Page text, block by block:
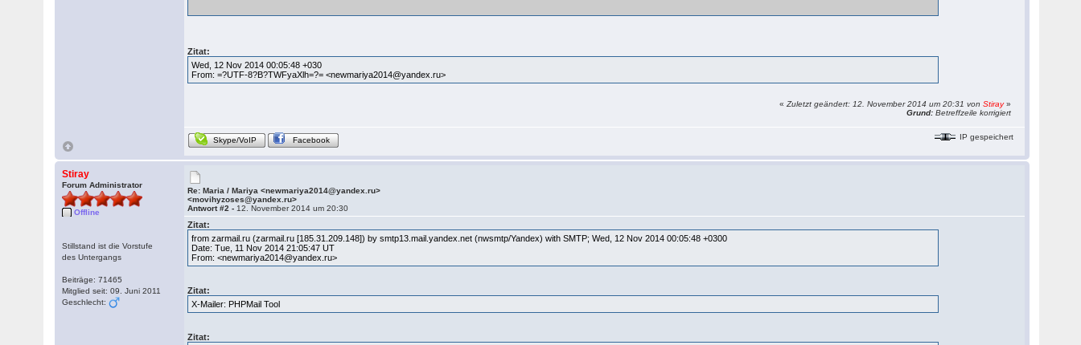
Zitat:
Wed, 12 Nov 2014 00:05:48 +030
From: =?UTF-8?B?TWFyaXlh=?= <newmariya2014@yandex.ru>
«Zuletzt geändert: 12. November 2014 um 20:31 vonStiray»
Grund: Betreffzeile korrigiert
Skype/VoIP Facebook IP gespeichert
Stiray
Forum Administrator
Offline
Stillstand ist die Vorstufe
des Untergangs
Beiträge: 71465
Mitglied seit: 09. Juni 2011
Geschlecht:
Re: Maria / Mariya <newmariya2014@yandex.ru>
<movihyzoses@yandex.ru>
Antwort #2 - 12. November 2014 um 20:30
Zitat:
from zarmail.ru (zarmail.ru [185.31.209.148]) by smtp13.mail.yandex.net (nwsmtp/Yandex) with SMTP; Wed, 12 Nov 2014 00:05:48 +0300
Date: Tue, 11 Nov 2014 21:05:47 UT
From: <newmariya2014@yandex.ru>
Zitat:
X-Mailer: PHPMail Tool
Zitat: